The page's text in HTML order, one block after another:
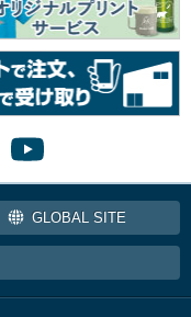
GLOBAL SITE